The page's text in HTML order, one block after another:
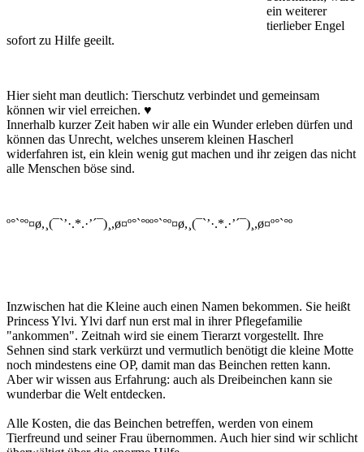
ein weiterer
tierlieber Engel
sofort zu Hilfe geeilt.
Hier sieht man deutlich: Tierschutz verbindet und gemeinsam
können wir viel erreichen. ♥
Innerhalb kurzer Zeit haben wir alle ein Wunder erleben dürfen und
können das Unrecht, welches unserem kleinen Hascherl
widerfahren ist, ein klein wenig gut machen und ihr zeigen das nicht
alle Menschen böse sind.
º°`°º¤ø,¸(¯`’·.*.·’´¯)¸,ø¤º°`°ºº°`°º¤ø,¸(¯`’·.*.·’´¯)¸,ø¤º°`°º
Inzwischen hat die Kleine auch einen Namen bekommen. Sie heißt
Princess Ylvi. Ylvi darf nun erst mal in ihrer Pflegefamilie
"ankommen". Zeitnah wird sie einem Tierarzt vorgestellt. Ihre
Sehnen sind stark verkürzt und vermutlich benötigt die kleine Motte
noch mindestens eine OP, damit man das Beinchen retten kann.
Aber wir wissen aus Erfahrung: auch als Dreibeinchen kann sie
wunderbar die Welt entdecken.
Alle Kosten, die das Beinchen betreffen, werden von einem
Tierfreund und seiner Frau übernommen. Auch hier sind wir schlicht